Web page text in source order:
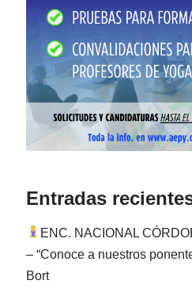
Entradas
ENC. NACIONAL
– “Conoce a nuestros
Bort